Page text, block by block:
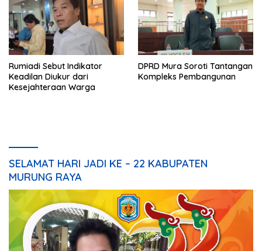
Rumiadi Sebut Indikator
Keadilan Diukur dari
Kesejahteraan Warga
DPRD Mura Soroti Tantangan
Kompleks Pembangunan
SELAMAT HARI JADI KE – 22 KABUPATEN
MURUNG RAYA